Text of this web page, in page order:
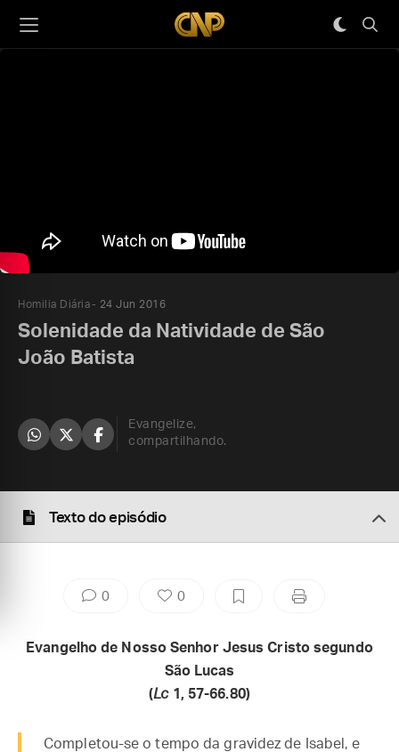
Homilia Diária 24 Jun 2016
Solenidade da Natividade de São
João Batista
Evangelize,
compartilhando.
Texto do episódio
0 0
Evangelho de Nosso Senhor Jesus Cristo segundo
São Lucas
(Lc1, 57-66.80)
Completou-se o tempo da gravidez de Isabel, e